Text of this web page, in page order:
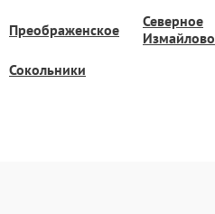
Преображенское
Северное
Измайлово
Сокольники